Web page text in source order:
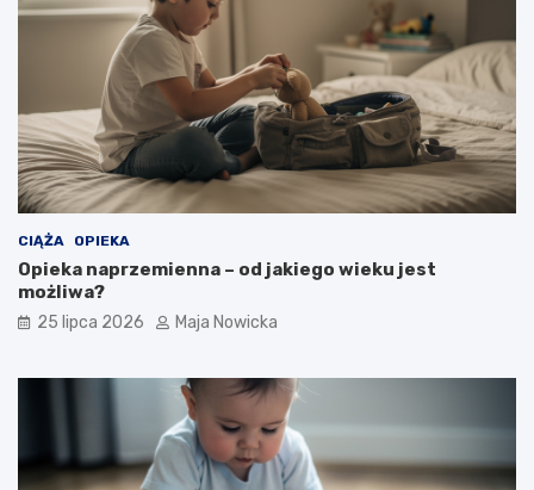
CIĄŻA OPIEKA
Opieka naprzemienna – od jakiego wieku jest
możliwa?
25 lipca 2026 Maja Nowicka